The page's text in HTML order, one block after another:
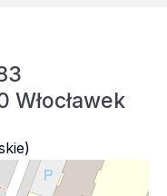
Włocławek